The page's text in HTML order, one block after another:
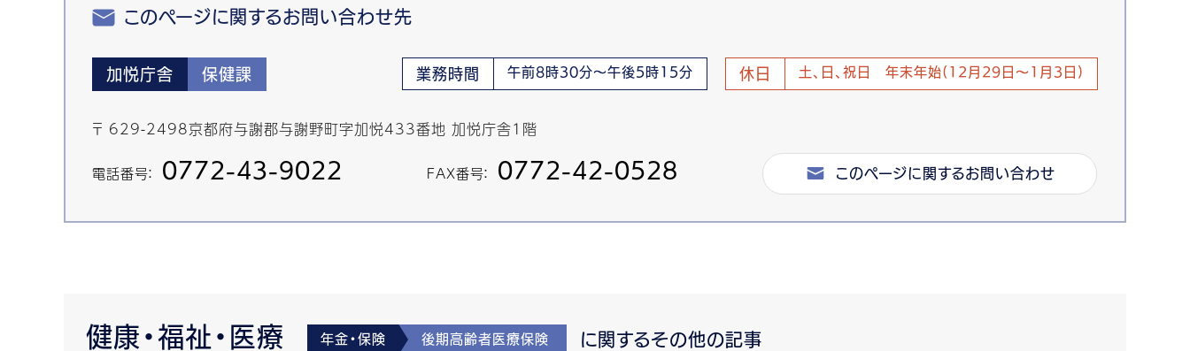
このページに関するお問い合わせ先
加悦庁舎 保健課 業務時間 午前8時30分～午後5時15分 休日 土、日、祝日 年末年始(12月29日～1月3日)
〒 629-2498京都府与謝郡与謝野町字加悦433番地 加悦庁舎1階
電話番号： 0772-43-9022 FAX番号： 0772-42-0528 このページに関するお問い合わせ
健康・福祉・医療 年金・保険 後期高齢者医療保険 に関するその他の記事